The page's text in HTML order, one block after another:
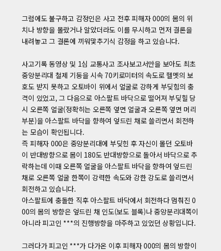
그럼에도 불구하고 감정인은 사고 전후 피해자 000의 몸의 위
치나 방향을 몰랐거나 알았더라도 이를 무시하고 먼저 결론을
내려놓고 그 결론에 끼워맟추기식 감정을 하고 있습니다.
사고기록 동영상 및 1심 교통사고 조사보고서만을 보아도 최초
중앙분리대 철제 기둥을 시속 70키로미터의 속도로 헬멧의 보
호도 받지 못하고 오토바이 위에서 얼굴로 강하게 부딪힘의 충
격이 있었고, 그 다음으로 아스팔트 바닥으로 떨어져 부딪힐 당
시 오른쪽 얼굴(정확히는 오른쪽 옆면 얼굴과 오른쪽 옆면 머리
부분)을 아스팔트 바닥을 향하여 엎드린 채로 쓸리면서 회전하
는 모습이 확인됩니다.
즉 피해자 000은 중앙분리대에 부딪힌 후 자신이 몰던 오토바
이 반대방향으로 몸이 180도 반대방향으로 돌아서 바닥으로 추
락하는데 이때 오른쪽 얼굴을 아스팔트 바닥을 향하여 엎드린
채로 오른쪽 얼굴 한쪽이 강력한 속도와 강한 강도로 쓸리면서
회전하고 있습니다.
아스팔트에 충돌한 직후 아스팔트 바닥에서 회전하다 멈춰진 0
00의 몸의 방향은 엎드린 채 인도(보도 블록)나 중앙분리대쪽이
아니라 피고인 ***의 진행방향을 마주하고 있었던 상황입니다.
그러다가 피고인 ***가 다가온 이후 피해자 000의 몸의 방향이